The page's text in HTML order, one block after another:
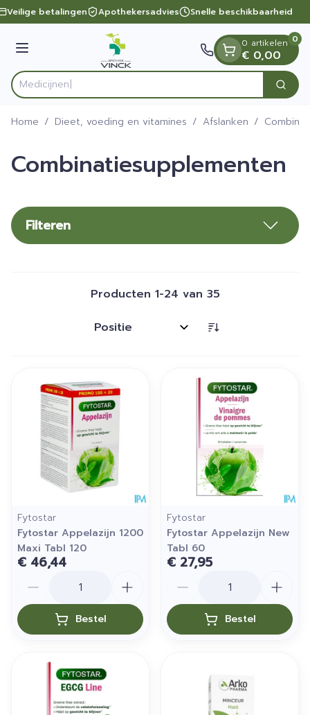
Ga naar de inhoud
1 van 1
Veilige betalingen Apothekersadvies Snelle beschikbaarheid
Menu
Product, merk, categorie... Zoek
0 artikelen
€ 0,00
0
Home / Dieet, voeding en vitamines / Afslanken /
Combinatiesupplementen
Filteren
Producten 1-24 van 35
Sorteer op:
Fytostar
Fytostar Appelazijn 1200
Maxi Tabl 120
€ 46,44
Bestel
Fytostar
Fytostar Appelazijn New
Tabl 60
€ 27,95
Bestel